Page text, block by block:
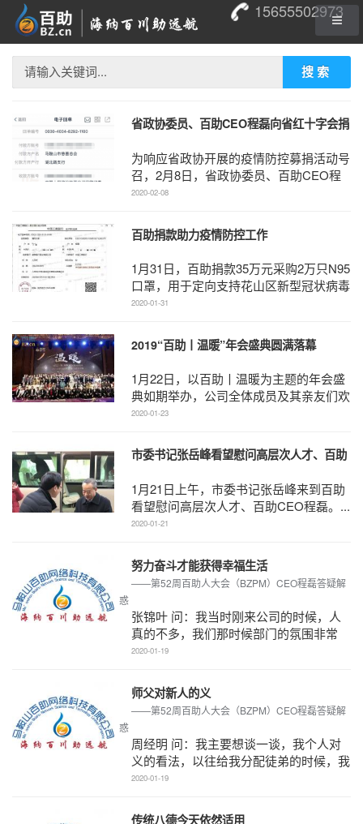
15655502973
搜索
省政协委员、百助CEO程磊向省红十字会捐
为响应省政协开展的疫情防控募捐活动号
召，2月8日，省政协委员、百助CEO程
磊通过马鞍山慈善总会向安徽省红十字会
2020-02-08
百助捐款助力疫情防控工作
1月31日，百助捐款35万元采购2万只N95
口罩，用于定向支持花山区新型冠状病毒
感染肺炎疫情防控一线的工作人员。...
2020-01-31
2019“百助丨温暖”年会盛典圆满落幕
1月22日，以百助丨温暖为主题的年会盛
典如期举办，公司全体成员及其亲友们欢
聚一堂，总结过去，展望美好未来。第一
2020-01-23
市委书记张岳峰看望慰问高层次人才、百助
1月21日上午，市委书记张岳峰来到百助
看望慰问高层次人才、百助CEO程磊。...
2020-01-21
努力奋斗才能获得幸福生活
——第52周百助人大会（BZPM）CEO程磊答疑解
惑
张锦叶 问：我当时刚来公司的时候，人
真的不多，我们那时候部门的氛围非常
好，部门之间所有的人都很熟悉。我刚来
2020-01-19
师父对新人的义
——第52周百助人大会（BZPM）CEO程磊答疑解
惑
周经明 问：我主要想谈一谈，我个人对
义的看法，以往给我分配徒弟的时候，我
对我的徒弟都会非常用心，我自己刚进公
2020-01-19
传统八德今天依然适用